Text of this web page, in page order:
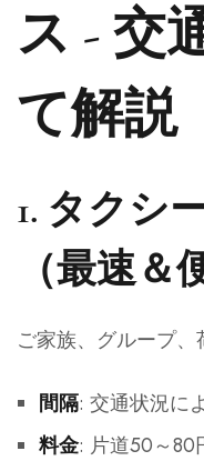
ス - 交
て解説
1. タクシ
（最速＆
ご家族、グループ
間隔: 交通状況に
料金: 片道50～80